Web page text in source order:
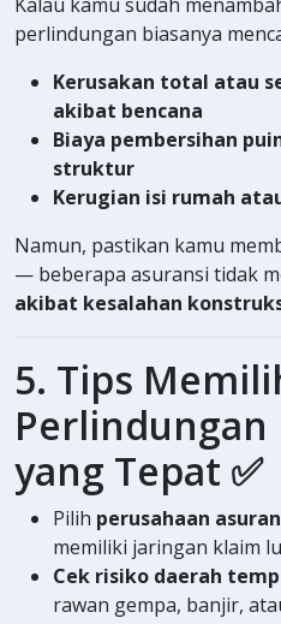
Kalau kamu sudah
perlindungan biasanya
Kerusakan total atau
akibat bencana
Biaya pembersihan
struktur
Kerugian isi rumah
Namun, pastikan kamu
— beberapa asuransi tidak
akibat kesalahan
5. Tips
Perlindungan
yang Tepat ✅
Pilih perusahaan
memiliki jaringan klaim
Cek risiko daerah
rawan gempa, banjir,